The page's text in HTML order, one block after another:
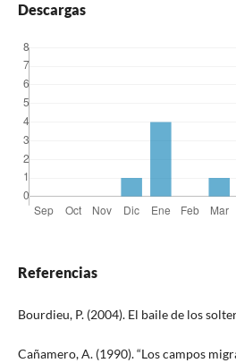
Descargas
Referencias
Bourdieu, P. (2004). El baile de los
Cañamero, A. (1990). “Los campos